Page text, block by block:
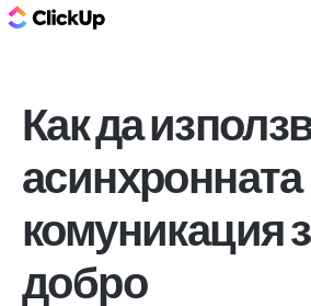
Как да
асинхронната
комуникация
добро